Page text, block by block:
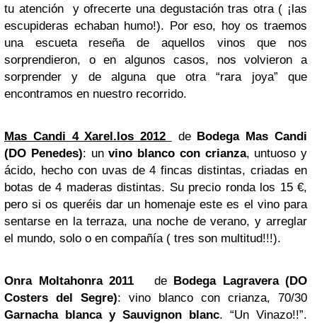
tu atención y ofrecerte una degustación tras otra ( ¡las
escupideras echaban humo!). Por eso, hoy os traemos
una escueta reseña de aquellos vinos que nos
sorprendieron, o en algunos casos, nos volvieron a
sorprender y de alguna que otra “rara joya” que
encontramos en nuestro recorrido.
Mas Candi 4 Xarel.los 2012 de Bodega Mas Candi
(DO Penedes): unvino blanco con crianza, untuoso y
ácido, hecho con uvas de 4 fincas distintas, criadas en
botas de 4 maderas distintas. Su precio ronda los 15 €,
pero si os queréis dar un homenaje este es el vino para
sentarse en la terraza, una noche de verano, y arreglar
el mundo, solo o en compañía ( tres son multitud!!!).
Onra Moltahonra 2011 deBodega Lagravera (DO
Costers del Segre): vino blanco con crianza, 70/30
Garnacha blanca y Sauvignon blanc. “Un Vinazo!!”.